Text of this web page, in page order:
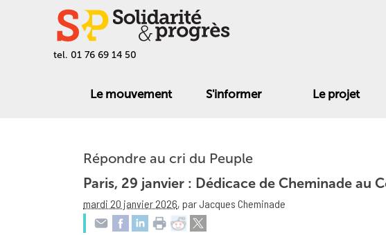
tel. 01 76 69 14 50
Le mouvement S'informer Le projet
Répondre au cri du Peuple
Paris, 29 janvier : Dédicace de Cheminade au
mardi 20 janvier 2026, par Jacques Cheminade